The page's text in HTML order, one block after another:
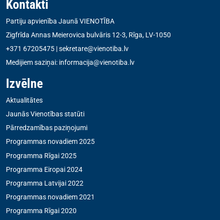
Kontakti
Partiju apvienība Jaunā VIENOTĪBA
Zigfrīda Annas Meierovica bulvāris 12-3, Rīga, LV-1050
+371 67205475 |sekretare@vienotiba.lv
Medijiem saziņai: informacija@vienotiba.lv
Izvēlne
Aktualitātes
Jaunās Vienotības statūti
Pārredzamības paziņojumi
Programmas novadiem 2025
Programma Rīgai 2025
Programma Eiropai 2024
Programma Latvijai 2022
Programmas novadiem 2021
Programma Rīgai 2020